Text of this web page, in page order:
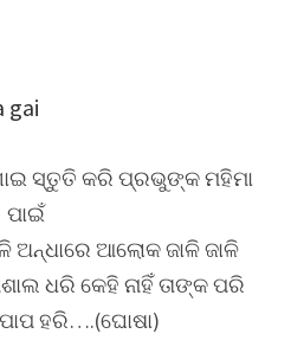
gai
ସ୍ତୁତି କରି ପ୍ରଭୁଙ୍କ ମହିମା
ପାଇଁ
ଅନ୍ଧାରେ ଆଲୋକ ଜାଳି ଜାଳି
ଧରି କେହି ନାହିଁ ତାଙ୍କ ପରି
ହରି….(ଘୋଷା)